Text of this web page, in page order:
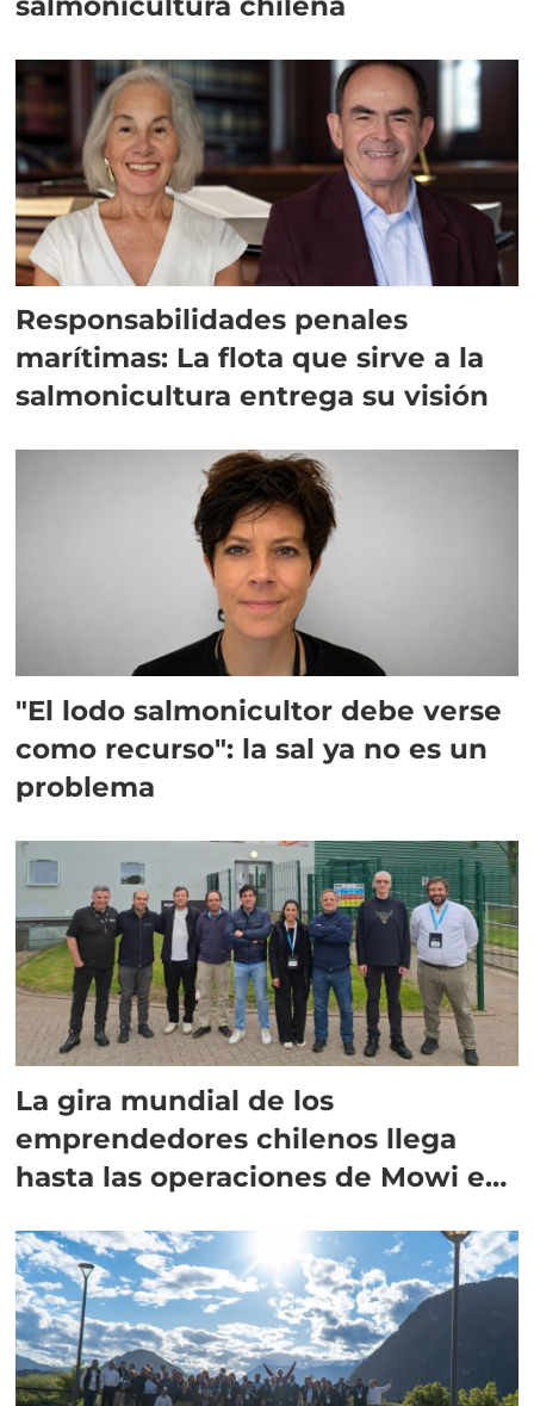
Responsabilidades penales
marítimas: La flota que sirve a la
salmonicultura entrega su visión
"El lodo salmonicultor debe verse
como recurso": la sal ya no es un
problema
La gira mundial de los
emprendedores chilenos llega
hasta las operaciones de Mowi en